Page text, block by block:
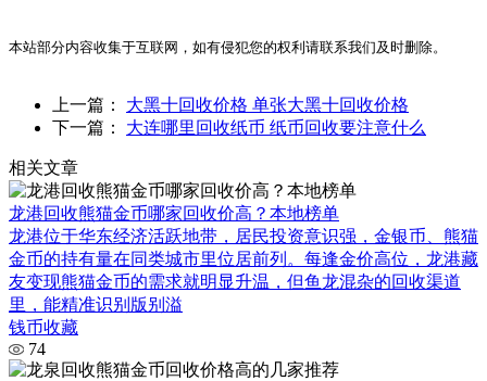
本站部分内容收集于互联网，如有侵犯您的权利请联系我们及时删除。
上一篇： 大黑十回收价格 单张大黑十回收价格
下一篇： 大连哪里回收纸币 纸币回收要注意什么
相关文章
龙港回收熊猫金币哪家回收价高？本地榜单
龙港位于华东经济活跃地带，居民投资意识强，金银币、熊猫
金币的持有量在同类城市里位居前列。每逢金价高位，龙港藏
友变现熊猫金币的需求就明显升温，但鱼龙混杂的回收渠道
里，能精准识别版别溢
钱币收藏
74